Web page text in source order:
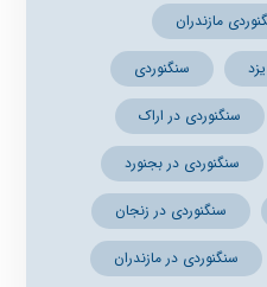
مازندران
سنگنوردی
سنگنوردی در اراک
سنگنوردی در بجنورد
سنگنوردی در زنجان
سنگنوردی در مازندران